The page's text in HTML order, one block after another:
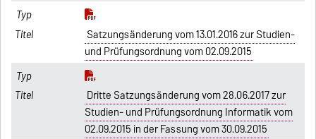
Satzungsänderung vom 13.01.2016 zur Studien-
und Prüfungsordnung vom 02.09.2015
Dritte Satzungsänderung vom 28.06.2017 zur
Studien- und Prüfungsordnung Informatik vom
02.09.2015 in der Fassung vom 30.09.2015